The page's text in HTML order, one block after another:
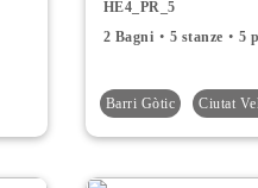
HE4_PR_5
2 Bagni
5 stanze 5
Barri Gòtic Ciutat